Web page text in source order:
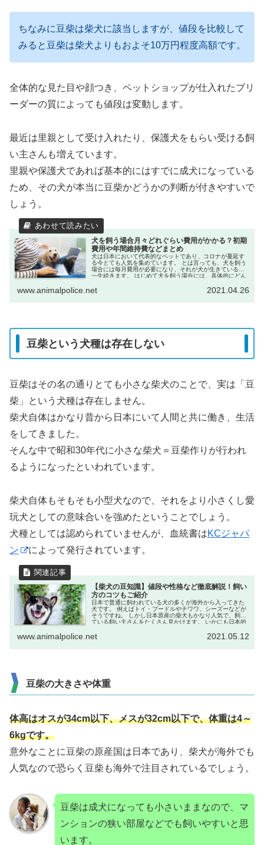
ちなみに豆柴は柴犬に該当しますが、値段を比較して
みると豆柴は柴犬よりもおよそ10万円程度高額です。
全体的な見た目や顔つき、ペットショップが仕入れたブリ
ーダーの質によっても値段は変動します。
最近は里親として受け入れたり、保護犬をもらい受ける飼
い主さんも増えています。
里親や保護犬であれば基本的にはすでに成犬になっている
ため、その犬が本当に豆柴かどうかの判断が付きやすいで
しょう。
犬を飼う場合月々どれぐらい費用がかかる？初期
費用や年間維持費などまとめ
犬は日本において代表的なペットであり、コロナが蔓延す
る今とても人気を集めています。 とは言っても、犬を飼う
場合には毎月費用が必要になり、それが犬が生きている間
一生続きます。 はじめて犬を飼う場合には、具体的にどん
www.animalpolice.net 2021.04.26
豆柴という犬種は存在しない
豆柴はその名の通りとても小さな柴犬のことで、実は「豆
柴」という犬種は存在しません。
柴犬自体はかなり昔から日本にいて人間と共に働き、生活
をしてきました。
そんな中で昭和30年代に小さな柴犬＝豆柴作りが行われ
るようになったといわれています。
柴犬自体もそもそも小型犬なので、それをより小さくし愛
玩犬としての意味合いを強めたということでしょう。
犬種としては認められていませんが、血統書はKCジャパ
ン
によって発行されています。
【柴犬の豆知識】値段や性格など徹底解説！飼い
方のコツもご紹介
日本で普通に飼われている犬の多くが海外から入ってきた
犬です。 例えばトイ・プードルやチワワ、シーズーなどが
そうですね。 しかし日本原産の柴犬もかなり人気で、飼っ
ている飼い主さんをたくさん見かけます。 いかにも日本的
www.animalpolice.net 2021.05.12
豆柴の大きさや体重
体高はオスが34cm以下、メスが32cm以下で、体重は4～
6kgです。
意外なことに豆柴の原産国は日本であり、柴犬が海外でも
人気なので恐らく豆柴も海外で注目されているでしょう。
豆柴は成犬になっても小さいままなので、マ
ンションの狭い部屋などでも飼いやすいと思
います。